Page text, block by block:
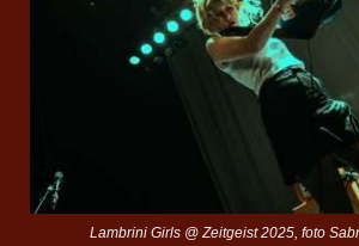
Lambrini Girls @ Zeitgeist 2025, foto